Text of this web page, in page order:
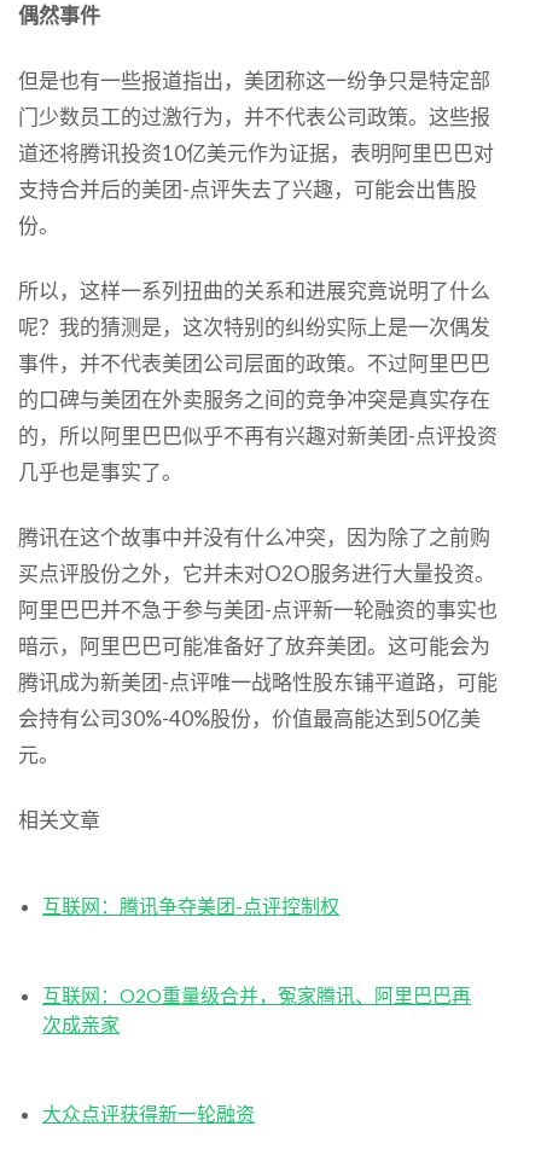
偶然事件
但是也有一些报道指出，美团称这一纷争只是特定部
门少数员工的过激行为，并不代表公司政策。这些报
道还将腾讯投资10亿美元作为证据，表明阿里巴巴对
支持合并后的美团-点评失去了兴趣，可能会出售股
份。
所以，这样一系列扭曲的关系和进展究竟说明了什么
呢？我的猜测是，这次特别的纠纷实际上是一次偶发
事件，并不代表美团公司层面的政策。不过阿里巴巴
的口碑与美团在外卖服务之间的竞争冲突是真实存在
的，所以阿里巴巴似乎不再有兴趣对新美团-点评投资
几乎也是事实了。
腾讯在这个故事中并没有什么冲突，因为除了之前购
买点评股份之外，它并未对O2O服务进行大量投资。
阿里巴巴并不急于参与美团-点评新一轮融资的事实也
暗示，阿里巴巴可能准备好了放弃美团。这可能会为
腾讯成为新美团-点评唯一战略性股东铺平道路，可能
会持有公司30%-40%股份，价值最高能达到50亿美
元。
相关文章
互联网：腾讯争夺美团-点评控制权
互联网：O2O重量级合并，冤家腾讯、阿里巴巴再
次成亲家
大众点评获得新一轮融资